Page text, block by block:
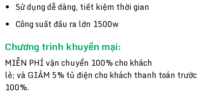
Sử dụng dễ dàng, tiết kiệm thời gian
Công suất đầu ra lớn 1500w
Chương trình khuyến mại:
MIỄN PHÍ vận chuyển 100% cho khách
lẻ; và GIẢM 5% tủ điện cho khách thanh toán trước
100%.